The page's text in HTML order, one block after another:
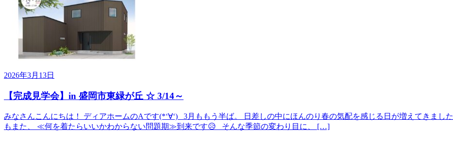
2026年3月13日
【完成見学会】in 盛岡市東緑が丘 ☆ 3/14～
みなさんこんにちは！ ディアホームのAです(*‘∀‘) 3月ももう半ば。 日差しの中にほんのり春の気配を感じる日が増えてきまし
もまた、 ≪何を着たらいいかわからない問題期≫到来です😥 そんな季節の変わり目に、 […]